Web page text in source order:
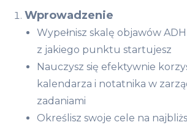
Wprowadzenie
Wypełnisz skalę objawów
z jakiego punktu startujesz
Nauczysz się efektywnie
kalendarza i notatnika w
zadaniami
Określisz swoje cele na